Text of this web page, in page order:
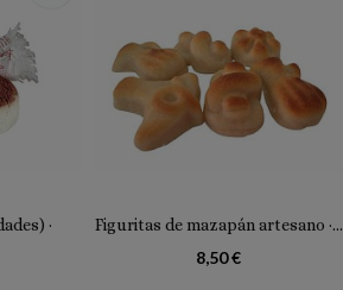
·
Figuritas de mazapán artesano ·...
8,50 €